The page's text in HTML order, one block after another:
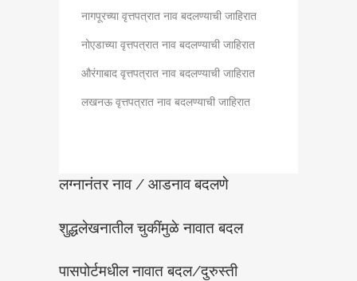
नागपूरच्या वृत्तपत्रात नाव बदलण्याची जाहिरात
नोएडाच्या वृत्तपत्रात नाव बदलण्याची जाहिरात
औरंगाबाद वृत्तपत्रात नाव बदलण्याची जाहिरात
लखनऊ वृत्तपत्रात नाव बदलण्याची जाहिरात
लग्नानंतर नाव / आडनाव बदलणे
शुद्धलेखनातील चुकींमुळे नावात बदल
पासपोर्टमधील नावात बदल/दुरुस्ती